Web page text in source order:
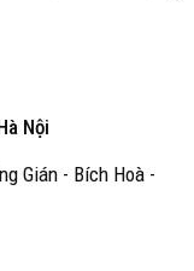
Nội
Gián - Bích Hoà -